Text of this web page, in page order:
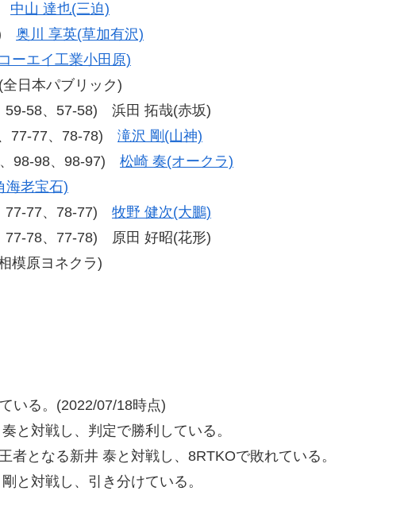
中山 達也(三迫)
) 奥川 享英(草加有沢)
ーエイ工業小田原)
日本パブリック)
58、57-58) 浜田 拓哉(赤坂)
77-77、78-78) 滝沢 剛(山神)
98-98、98-97) 松崎 奏(オークラ)
海老宝石)
77-77、78-77) 牧野 健次(大鵬)
78、77-78) 原田 好昭(花形)
模原ヨネクラ)
いる。(2022/07/18時点)
と対戦し、判定で勝利している。
者となる新井 泰と対戦し、8RTKOで敗れている。
と対戦し、引き分けている。